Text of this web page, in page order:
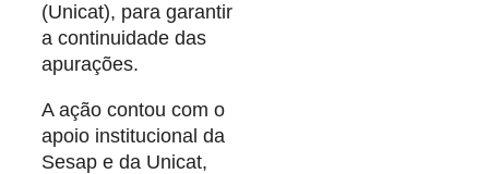
(Unicat), para garantir
a continuidade das
apurações.
A ação contou com o
apoio institucional da
Sesap e da Unicat,